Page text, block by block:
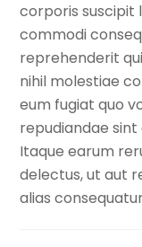
corporis suscipit
commodi
reprehenderit
nihil molestiae
eum fugiat quo
repudiandae
Itaque earum
delectus, ut aut
alias